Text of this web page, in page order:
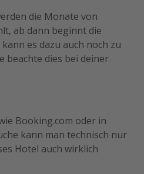
die Monate von
ab dann beginnt die
es dazu auch noch zu
beachte dies bei deiner
Booking.com oder in
kann man technisch nur
Hotel auch wirklich